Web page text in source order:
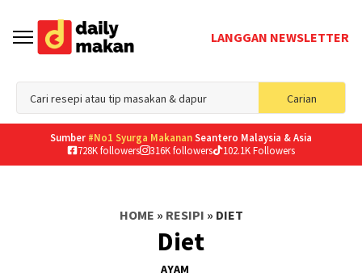
LANGGAN NEWSLETTER
Carian
for:
Sumber #No1 Syurga MakananSeantero Malaysia & Asia
728K followers
316K followers 102.1K Followers
HOME » RESIPI » DIET
Diet
AYAM